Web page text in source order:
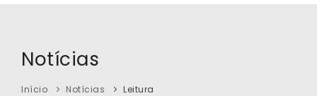
CONTATO
Notícias
Início Notícias Leitura